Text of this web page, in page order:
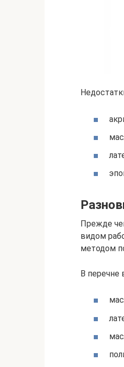
Прежде
видом
методом
В перечне